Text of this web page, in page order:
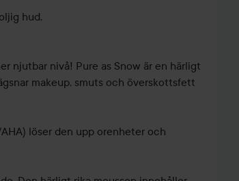
hud.
njutbar nivå! Pure as Snow är en härligt
makeup, smuts och överskottsfett
löser den upp orenheter och